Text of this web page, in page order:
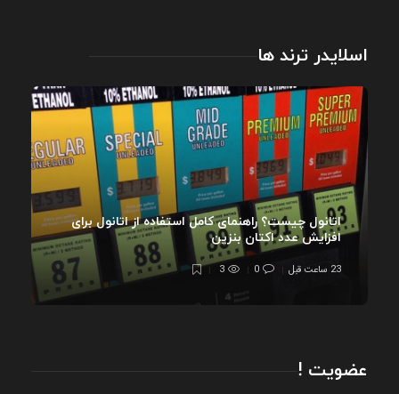
اسلایدر ترند ها
اتانول چیست؟ راهنمای کامل استفاده از اتانول برای
افزایش عدد اکتان بنزین
23 ساعت قبل 0
3
عضویت !